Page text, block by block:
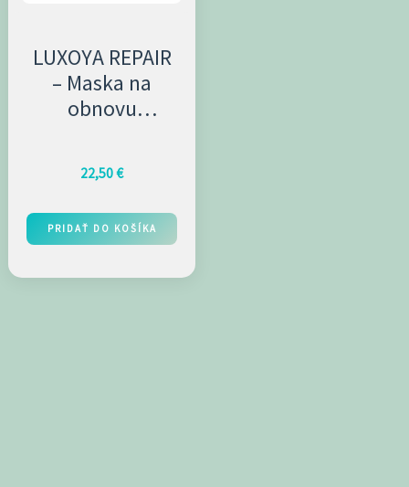
LUXOYA REPAIR
– Maska na
obnovu
22,50€
PRIDAŤ DO KOŠÍKA